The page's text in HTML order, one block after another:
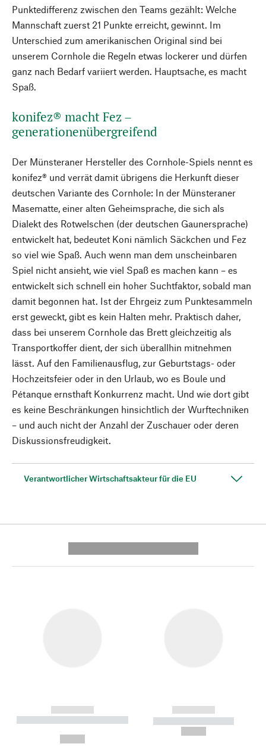
Punktedifferenz zwischen den Teams gezählt: Welche
Mannschaft zuerst 21 Punkte erreicht, gewinnt. Im
Unterschied zum amerikanischen Original sind bei
unserem Cornhole die Regeln etwas lockerer und dürfen
ganz nach Bedarf variiert werden. Hauptsache, es macht
Spaß.
konifez® macht Fez –
generationenübergreifend
Der Münsteraner Hersteller des Cornhole-Spiels nennt es
konifez® und verrät damit übrigens die Herkunft dieser
deutschen Variante des Cornhole: In der Münsteraner
Masematte, einer alten Geheimsprache, die sich als
Dialekt des Rotwelschen (der deutschen Gaunersprache)
entwickelt hat, bedeutet Koni nämlich Säckchen und Fez
so viel wie Spaß. Auch wenn man dem unscheinbaren
Spiel nicht ansieht, wie viel Spaß es machen kann – es
entwickelt sich schnell ein hoher Suchtfaktor, sobald man
damit begonnen hat. Ist der Ehrgeiz zum Punktesammeln
erst geweckt, gibt es kein Halten mehr. Praktisch daher,
dass bei unserem Cornhole das Brett gleichzeitig als
Transportkoffer dient, der sich überallhin mitnehmen
lässt. Auf den Familienausflug, zur Geburtstags- oder
Hochzeitsfeier oder in den Urlaub, wo es Boule und
Pétanque ernsthaft Konkurrenz macht. Und wie dort gibt
es keine Beschränkungen hinsichtlich der Wurftechniken
– und auch nicht der Anzahl der Zuschauer oder deren
Diskussionsfreudigkeit.
Verantwortlicher Wirtschaftsakteur für die EU
------------
----------- ----------- --------
------------
----------- -----------